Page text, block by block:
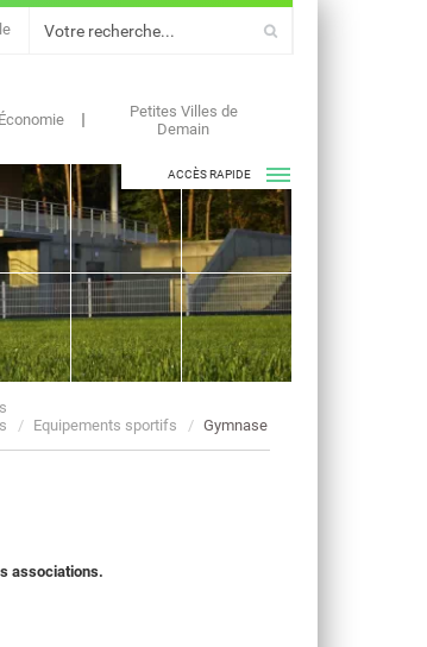
Économie
Petites Villes de
Demain
ACCÈS RAPIDE
ASSOCIATIONS
AGENDAS
Equipements sportifs Gymnase
associations.